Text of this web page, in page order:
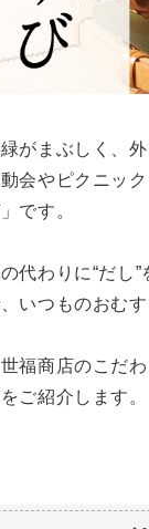
がまぶしく、
会やピクニッ
です。
代わりに“だし
いつものおむ
福商店のこだ
ご紹介します。